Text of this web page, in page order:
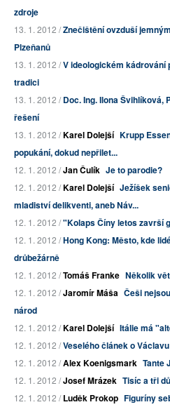
zdroje
13. 1. 2012 /Znečištění ovzduší
Plzeňanů
13. 1. 2012 /V ideologickém kádrování
tradici
13. 1. 2012 /Doc. Ing. Ilona Švihlíková,
řešení
13. 1. 2012 /Karel Dolejší Krupp
popukání, dokud nepřilet...
12. 1. 2012 /Jan Čulík Je to parodie?
12. 1. 2012 /Karel Dolejší Ježíšek
mladiství delikventi, aneb Náv...
12. 1. 2012 /"Kolaps Číny letos završí
12. 1. 2012 /Hong Kong: Město, kde
drůbežárně
12. 1. 2012 /Tomáš Franke Několik
12. 1. 2012 /Jaromír Máša Češi
národ
12. 1. 2012 /Karel Dolejší Itálie má
12. 1. 2012 /Veselého článek o
12. 1. 2012 /Alex Koenigsmark Tante
12. 1. 2012 /Josef Mrázek Tisíc a tři
12. 1. 2012 /Luděk Prokop Figuríny